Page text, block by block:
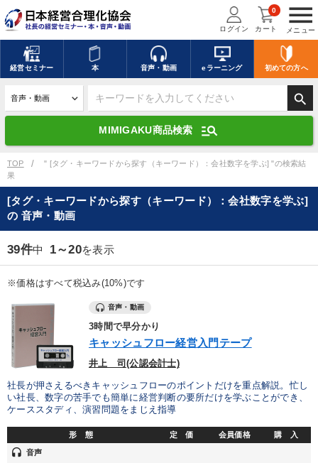
menu
メニュー
ログイン カート
0
経営セミナー 本 音声・動画 eラーニング 初めての方へ
search
MIMIGAKU商品検索 manage_search
キーワードを入力して探す
デジタル版対応のみ検索結果に表示する
search 上記の条件で検索
mic 講演収録物を探す
ます
カテゴリー
優秀各社の智恵と戦略 事業家のロマンと経営
若手異才経営者の発想 専門家のアドバイス
リーダーの器量を学ぶ
テーマ
TOP
" [タグ・キーワードから探す（キーワード）：会社数字を学ぶ] "の検索結
果
[タグ・キーワードから探す（キーワード）：会社数字を学ぶ]
の 音声・動画
39件中 1～20を表示
※価格はすべて税込み(10%)です
音声・動画
3時間で早分かり
キャッシュフロー経営入門テープ
井上 司(公認会計士)
社長が押さえるべきキャッシュフローのポイントだけを重点解説。忙し
い社長、数字の苦手でも簡単に経営判断の要所だけを学ぶことができ、
ケーススタディ、演習問題をまじえ指導
形 態 定 価 会員価格 購 入
headset 音声